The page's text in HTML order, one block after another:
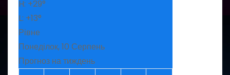
H: +29°
L: +13°
Рівне
Понеділок, 10 Серпень
Прогноз на тиждень